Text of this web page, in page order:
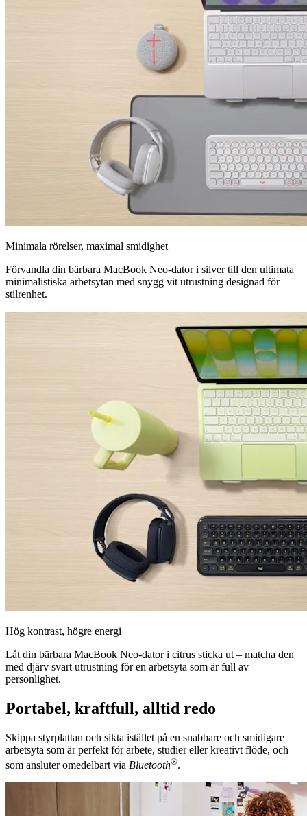
Minimala rörelser, maximal smidighet
Förvandla din bärbara MacBook Neo-dator i silver till den ultimata
minimalistiska arbetsytan med snygg vit utrustning designad för
stilrenhet.
Hög kontrast, högre energi
Låt din bärbara MacBook Neo-dator i citrus sticka ut – matcha den
med djärv svart utrustning för en arbetsyta som är full av
personlighet.
Portabel, kraftfull, alltid redo
Skippa styrplattan och sikta istället på en snabbare och smidigare
arbetsyta som är perfekt för arbete, studier eller kreativt flöde, och
som ansluter omedelbart via Bluetooth®.